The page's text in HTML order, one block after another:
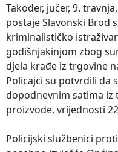
Također, jučer, 9.
postaje Slavonski Brod
kriminalističko
godišnjakinjom zbog
djela krađe iz trgovine
Policajci su potvrdili da
dopodnevnim satima
proizvode, vrijednosti
Policijski službenici